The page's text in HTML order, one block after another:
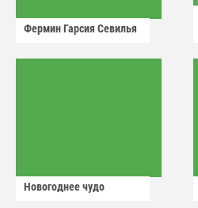
Фермин Гарсия Севилья
Новогоднее чудо